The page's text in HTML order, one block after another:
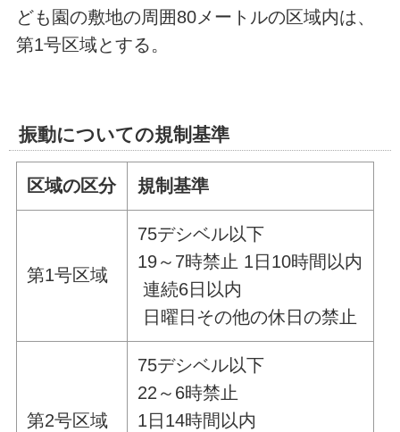
ども園の敷地の周囲80メートルの区域内は、
第1号区域とする。
振動についての規制基準
区域の区分 規制基準
第1号区域
75デシベル以下
19～7時禁止 1日10時間以内
連続6日以内
日曜日その他の休日の禁止
第2号区域
75デシベル以下
22～6時禁止
1日14時間以内